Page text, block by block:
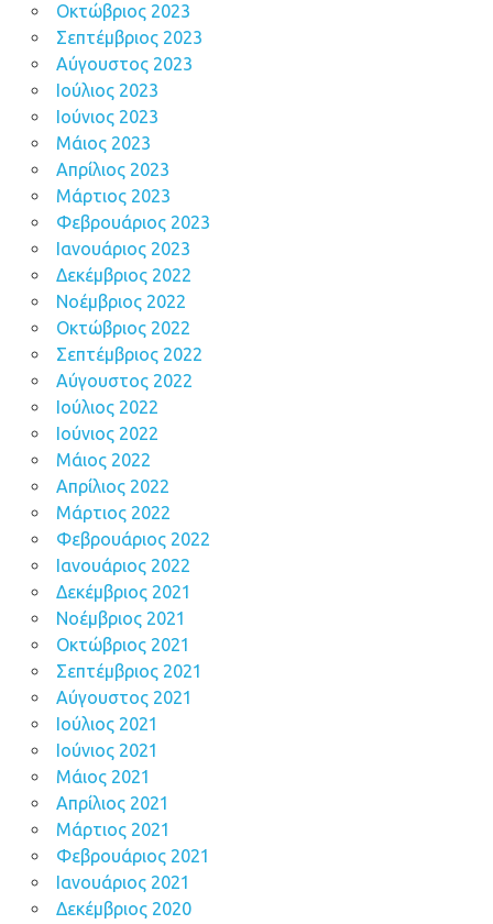
Οκτώβριος 2023
Σεπτέμβριος 2023
Αύγουστος 2023
Ιούλιος 2023
Ιούνιος 2023
Μάιος 2023
Απρίλιος 2023
Μάρτιος 2023
Φεβρουάριος 2023
Ιανουάριος 2023
Δεκέμβριος 2022
Νοέμβριος 2022
Οκτώβριος 2022
Σεπτέμβριος 2022
Αύγουστος 2022
Ιούλιος 2022
Ιούνιος 2022
Μάιος 2022
Απρίλιος 2022
Μάρτιος 2022
Φεβρουάριος 2022
Ιανουάριος 2022
Δεκέμβριος 2021
Νοέμβριος 2021
Οκτώβριος 2021
Σεπτέμβριος 2021
Αύγουστος 2021
Ιούλιος 2021
Ιούνιος 2021
Μάιος 2021
Απρίλιος 2021
Μάρτιος 2021
Φεβρουάριος 2021
Ιανουάριος 2021
Δεκέμβριος 2020